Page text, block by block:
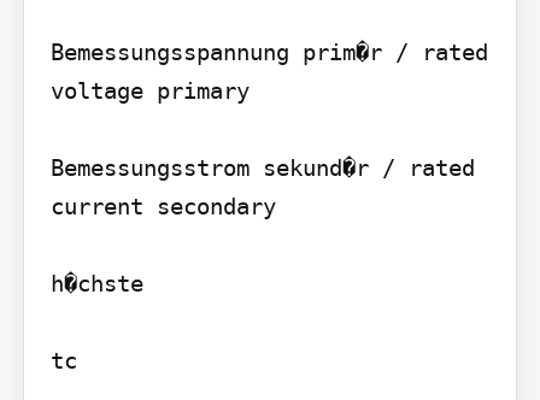
Bemessungsspannung prim�r / rated
voltage primary
Bemessungsstrom sekund�r / rated
current secondary
h�chste
tc